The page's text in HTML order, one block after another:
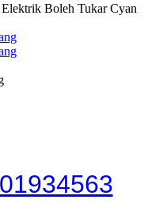
Boleh Tukar Cyan